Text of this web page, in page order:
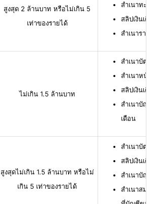
สูงสุด 2 ล้านบาท หรือไม่เกิน 5
เท่าของรายได้
สำเนาทะเ
สลิปเงินเดื
สำเนาราย
ไม่เกิน 1.5 ล้านบาท
สำเนาบัตร
สำเนาหน้
สลิปเงินเดื
สำเนาบัญชี
เดือน
สูงสุดไม่เกิน 1.5 ล้านบาท หรือไม่
เกิน 5 เท่าของรายได้
สำเนาบัตร
สลิปเงินเดื
สำเนาบัญ
สำเนาสมุด